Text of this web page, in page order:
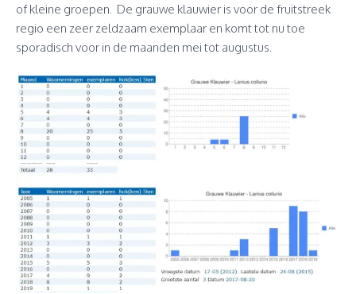
of kleine groepen. De grauwe klauwier is voor de fruitstreek
regio een zeer zeldzaam exemplaar en komt tot nu toe
sporadisch voor in de maanden mei tot augustus.